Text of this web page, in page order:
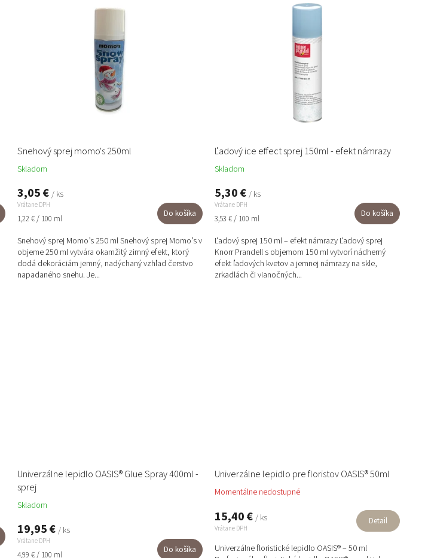
v
Najdrahšie
Abecedne
Snehový sprej momo's 250ml
Skladom
3,05 € / ks
Vrátane DPH
Jednotková
1,22 € / 100 ml Do košíka
Snehový sprej Momo’s 250 ml Snehový sprej Momo’s v
objeme 250 ml vytvára okamžitý zimný efekt, ktorý
dodá dekoráciám jemný, nadýchaný vzhľad čerstvo
napadaného snehu. Je...
Ľadový ice effect sprej 150ml - efekt námrazy
Skladom
5,30 € / ks
Vrátane DPH
Jednotková
3,53 € / 100 ml Do košíka
Ľadový sprej 150 ml – efekt námrazy Ľadový sprej
Knorr Prandell s objemom 150 ml vytvorí nádherný
efekt ľadových kvetov a jemnej námrazy na skle,
zrkadlách či vianočných...
Univerzálne lepidlo OASIS® Glue Spray 400ml -
sprej
Skladom
19,95 € / ks
Vrátane DPH
Jednotková
4,99 € / 100 ml Do košíka
Univerzálne lepidlo pre floristov OASIS® 50ml
Momentálne nedostupné
15,40 € / ks
Vrátane DPH
Detail
Univerzálne floristické lepidlo OASIS® – 50 ml